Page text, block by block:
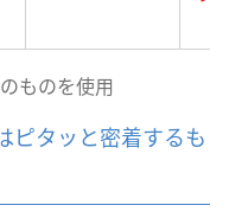
ものを使用
ピタッと密着するも